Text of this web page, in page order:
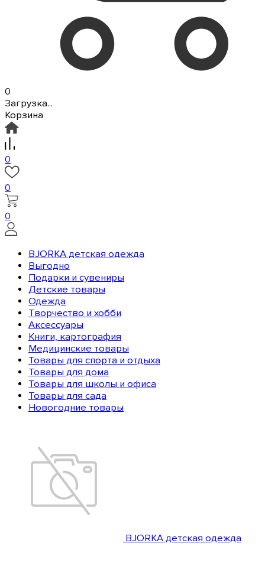
0
Загрузка...
Корзина
0
0
0
BJORKA детская одежда
Выгодно
Подарки и сувениры
Детские товары
Одежда
Творчество и хобби
Аксессуары
Книги, картография
Медицинские товары
Товары для спорта и отдыха
Товары для дома
Товары для школы и офиса
Товары для сада
Новогодние товары
BJORKA детская одежда